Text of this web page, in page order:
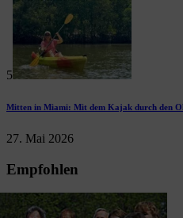
5
Mitten in Miami: Mit dem Kajak durch den
27. Mai 2026
Empfohlen